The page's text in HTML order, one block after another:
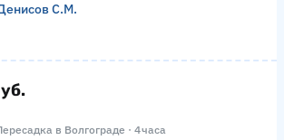
С.М.
в Волгограде · 4 часа